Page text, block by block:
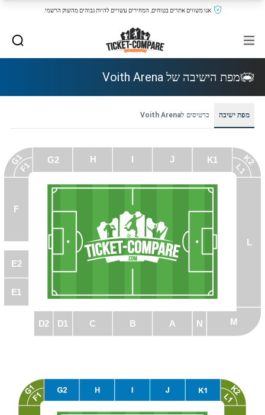
אנו משווים אתרים בטוחים, המחירים עשויים להיות גבוהים מהשוק הרשמי.
מפת הישיבה של Voith Arena
מפת ישיבה כרטיסים לVoith Arena
A
B
C
D1
D2
E1
E2
F
F1
G1 G2 H J K1
L1
K2
L
M
N